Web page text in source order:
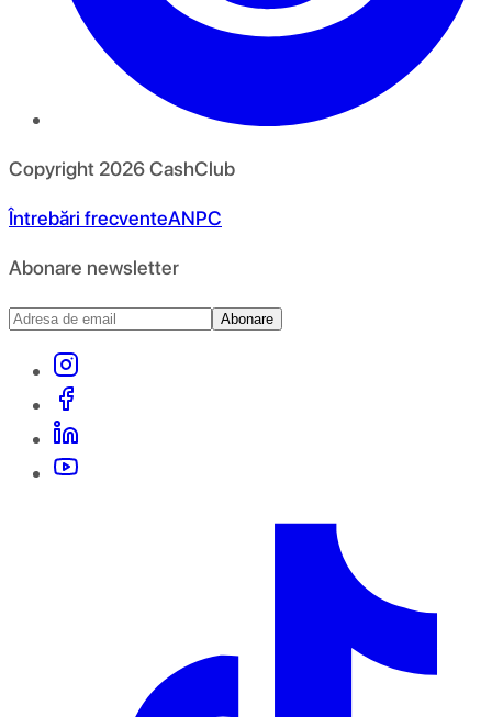
Copyright 2026CashClub
Întrebări frecventeANPC
Abonare newsletter
Abonare